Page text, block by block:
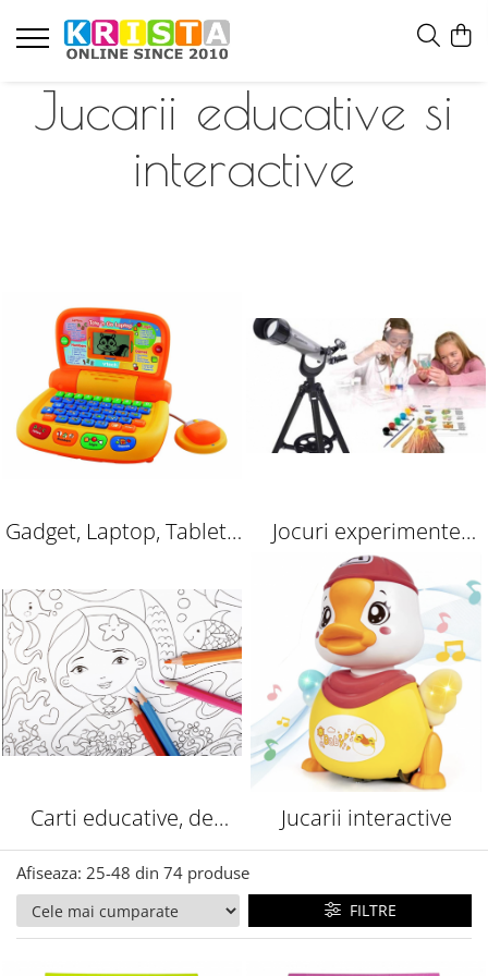
Jucarii educative si
interactive
Gadget, Laptop, Tableta
Jocuri experimente
pentru copii | Jocuri
stiintifice
Carti educative, de
colorat
Jucarii interactive
Afiseaza: 25-48 din 74 produse
FILTRE